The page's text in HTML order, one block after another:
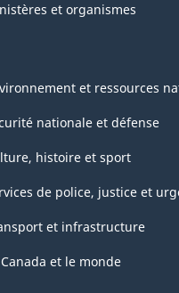
et organismes
et ressources
nationale et défense
histoire et sport
de police, justice et
et infrastructure
Canada et le monde